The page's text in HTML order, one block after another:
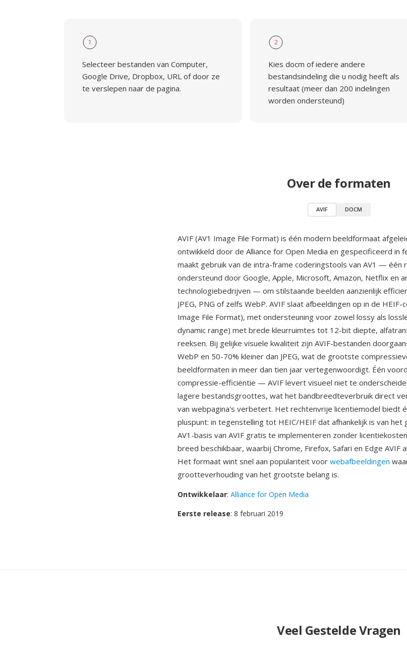
1
Selecteer bestanden van Computer,
Google Drive, Dropbox, URL of door ze
te verslepen naar de pagina.
2
Kies docm of iedere andere
bestandsindeling die u nodig heeft als
resultaat (meer dan 200 indelingen
worden ondersteund)
Over de formaten
AVIF DOCM
AVIF (AV1 Image File Format) is één modern beeldformaat
ontwikkeld door de Alliance for Open Media en gespecificeerd in
maakt gebruik van de intra-frame coderingstools van AV1 — één
ondersteund door Google, Apple, Microsoft, Amazon, Netflix en
technologiebedrijven — om stilstaande beelden aanzienlijk
JPEG, PNG of zelfs WebP. AVIF slaat afbeeldingen op in de
Image File Format), met ondersteuning voor zowel lossy als
dynamic range) met brede kleurruimtes tot 12-bit diepte,
reeksen. Bij gelijke visuele kwaliteit zijn AVIF-bestanden
WebP en 50-70% kleiner dan JPEG, wat de grootste
beeldformaten in meer dan tien jaar vertegenwoordigt. Één
compressie-efficiëntie — AVIF levert visueel niet te
lagere bestandsgroottes, wat het bandbreedteverbruik direct
van webpagina's verbetert. Het rechtenvrije licentiemodel biedt
pluspunt: in tegenstelling tot HEIC/HEIF dat afhankelijk is van het
AV1-basis van AVIF gratis te implementeren zonder
breed beschikbaar, waarbij Chrome, Firefox, Safari en Edge AVIF
Het formaat wint snel aan populariteit voor webafbeeldingen
grootteverhouding van het grootste belang is.
Ontwikkelaar: Alliance for Open Media
Eerste release: 8 februari 2019
Veel Gestelde Vragen